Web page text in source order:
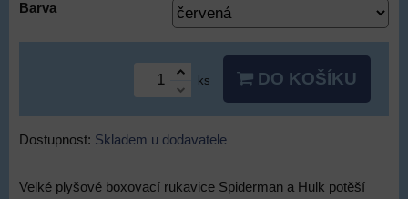
Barva
ks DO KOŠÍKU
Dostupnost: Skladem u dodavatele
Velké plyšové boxovací rukavice Spiderman a Hulk potěší